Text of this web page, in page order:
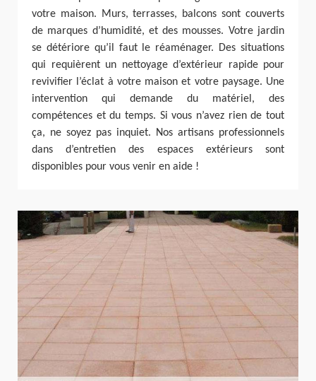
votre maison. Murs, terrasses, balcons sont couverts
de marques d’humidité, et des mousses. Votre jardin
se détériore qu’il faut le réaménager. Des situations
qui requièrent un nettoyage d’extérieur rapide pour
revivifier l’éclat à votre maison et votre paysage. Une
intervention qui demande du matériel, des
compétences et du temps. Si vous n’avez rien de tout
ça, ne soyez pas inquiet. Nos artisans professionnels
dans d’entretien des espaces extérieurs sont
disponibles pour vous venir en aide !